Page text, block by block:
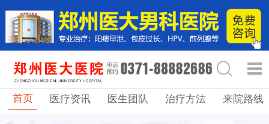
首页 医疗资讯 医生团队 治疗方法 来院路线